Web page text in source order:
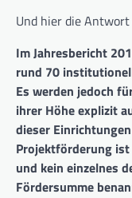
Und hier die
Im Jahresbericht
rund 70
Es werden jedoch
ihrer Höhe explizit
dieser
Projektförderung
und kein einzelnes
Fördersumme